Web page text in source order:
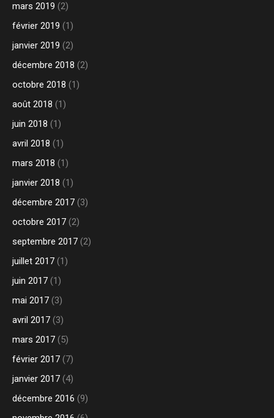
mars 2019 (2)
février 2019 (1)
janvier 2019 (2)
décembre 2018 (2)
octobre 2018 (1)
août 2018 (1)
juin 2018 (1)
avril 2018 (1)
mars 2018 (1)
janvier 2018 (1)
décembre 2017 (3)
octobre 2017 (2)
septembre 2017 (2)
juillet 2017 (1)
juin 2017 (1)
mai 2017 (3)
avril 2017 (3)
mars 2017 (5)
février 2017 (7)
janvier 2017 (4)
décembre 2016 (9)